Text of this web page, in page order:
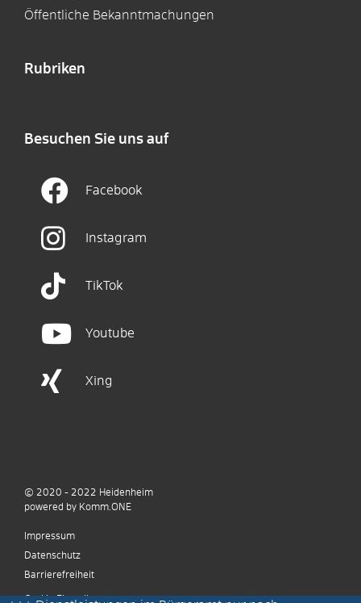
Öffentliche Bekanntmachungen
Rubriken
Besuchen Sie uns auf
Facebook
Instagram
TikTok
Youtube
Xing
© 2020 - 2022 Heidenheim
powered by Komm.ONE
Impressum
Datenschutz
Barrierefreiheit
Cookie Einstellungen